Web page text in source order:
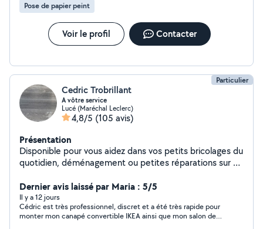
Pose de papier peint
Voir le profil Contacter
Particulier
Cedric Trobrillant
A vôtre service
Lucé (Maréchal Leclerc)
4,8/5 (105 avis)
Présentation
Disponible pour vous aidez dans vos petits bricolages du
quotidien, déménagement ou petites réparations sur un
pointilleuse.
Dernier avis laissé par Maria : 5/5
Il y a 12 jours
Cédric est très professionnel, discret et a été très rapide pour
monter mon canapé convertible IKEA ainsi que mon salon de